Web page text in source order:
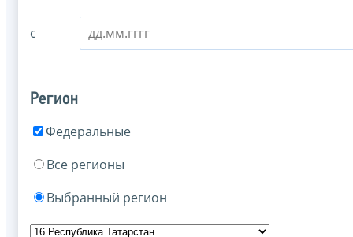
с
Регион
Федеральные
Все регионы
Выбранный регион